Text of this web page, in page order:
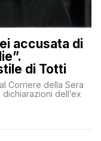
accusata di
di Totti
Corriere della Sera
dell’ex